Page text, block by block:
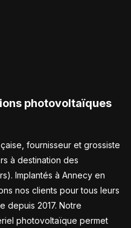
photovoltaïques
fournisseur et grossiste
à destination des
Implantés à Annecy en
nos clients pour tous leurs
depuis 2017. Notre
photovoltaïque permet